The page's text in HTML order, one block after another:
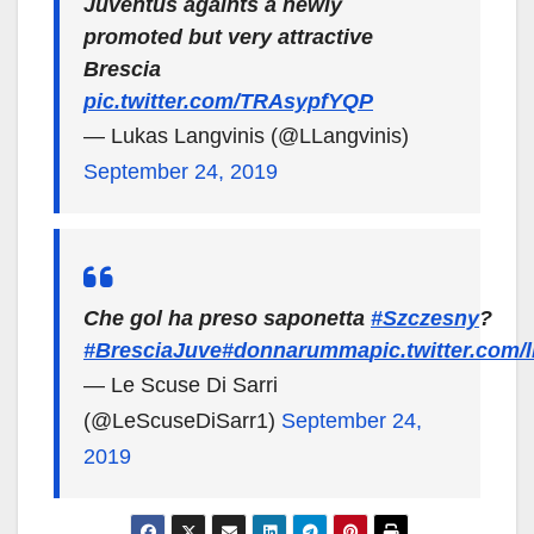
Juventus againts a newly
promoted but very attractive
Brescia
pic.twitter.com/TRAsypfYQP
— Lukas Langvinis (@LLangvinis)
September 24, 2019
Che gol ha preso saponetta #Szczesny?
#BresciaJuve#donnarummapic.twitter.com/
— Le Scuse Di Sarri
(@LeScuseDiSarr1) September 24,
2019